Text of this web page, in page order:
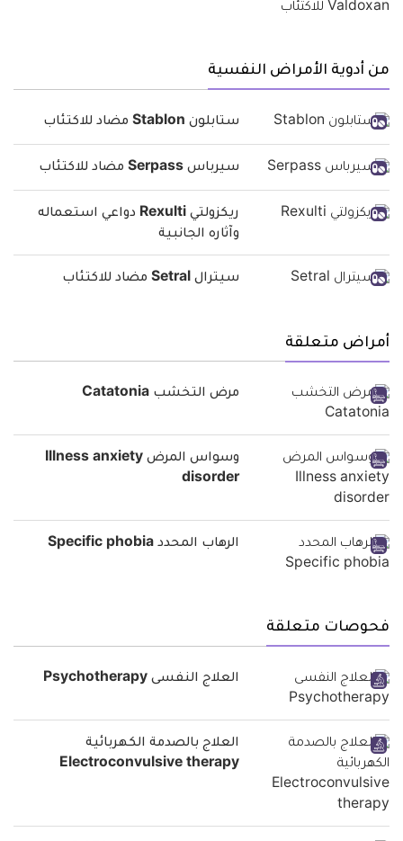
من أدوية الأمراض النفسية
ستابلون Stablon مضاد للاكتئاب
سيرباس Serpass مضاد للاكتئاب
ريكزولتي Rexulti دواعي استعماله
وآثاره الجانبية
سيترال Setral مضاد للاكتئاب
أمراض متعلقة
مرض التخشب Catatonia
وسواس المرض Illness anxiety
disorder
الرهاب المحدد Specific phobia
فحوصات متعلقة
العلاج النفسى Psychotherapy
العلاج بالصدمة الكهربائية
Electroconvulsive therapy